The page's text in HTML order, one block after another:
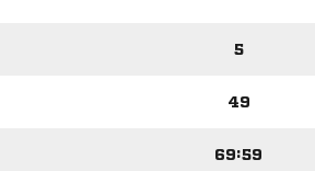
5
49
69:59